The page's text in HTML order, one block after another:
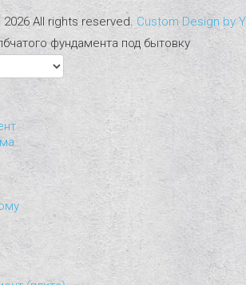
2026 All rights reserved. Custom Design by
фундамента под бытовку